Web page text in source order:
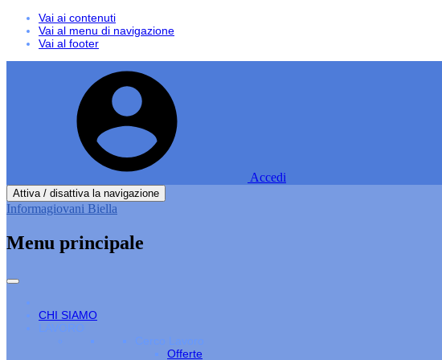
Vai ai contenuti
Vai al menu di navigazione
Vai al footer
Accedi
Attiva / disattiva la navigazione
Informagiovani Biella
Menu principale
CHI SIAMO
LAVORO
Cerco Lavoro
Offerte